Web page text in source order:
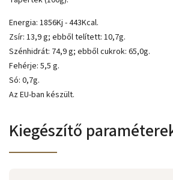
Energia: 1856Kj - 443Kcal.
Zsír: 13,9 g; ebből telített: 10,7g.
Szénhidrát: 74,9 g; ebből cukrok: 65,0g.
Fehérje: 5,5 g.
Só: 0,7g.
Az EU-ban készült.
Kiegészítő